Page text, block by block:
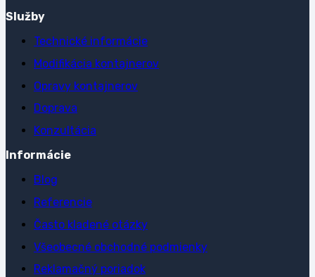
Služby
Technické informácie
Modifikácia kontajnerov
Opravy kontajnerov
Doprava
Konzultácia
Informácie
Blog
Referencie
Často kladené otázky
Všeobecné obchodné podmienky
Reklamačný poriadok